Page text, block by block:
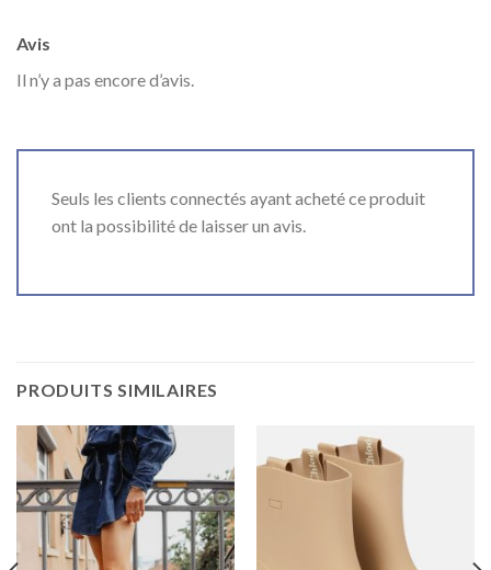
Avis
Il n’y a pas encore d’avis.
Seuls les clients connectés ayant acheté ce produit
ont la possibilité de laisser un avis.
PRODUITS SIMILAIRES